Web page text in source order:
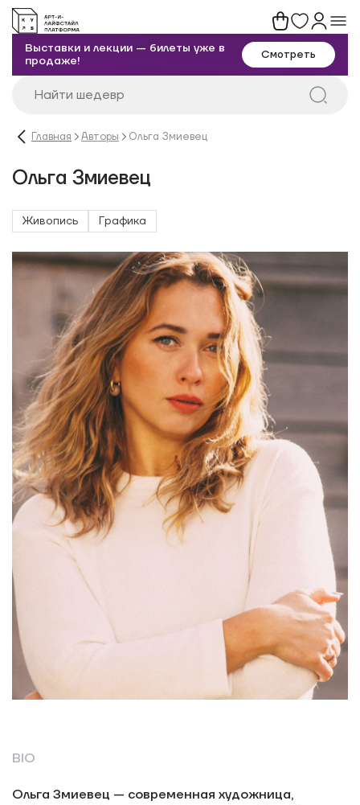
Выставки и лекции — билеты уже в
продаже!
Смотреть
Главная Авторы Ольга Змиевец
Ольга Змиевец
Живопись Графика
BIO
Ольга Змиевец — современная художница,